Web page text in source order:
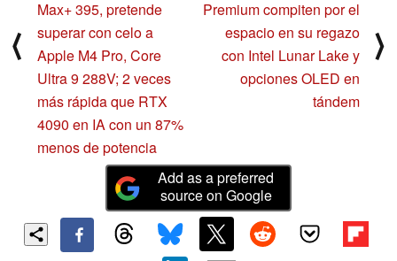
⟨
Max+ 395, pretende
superar con celo a
Apple M4 Pro, Core
Ultra 9 288V; 2 veces
más rápida que RTX
4090 en IA con un 87%
menos de potencia
Premium compiten por el
espacio en su regazo
con Intel Lunar Lake y
opciones OLED en
tándem
⟩
Add as a preferred
source on Google